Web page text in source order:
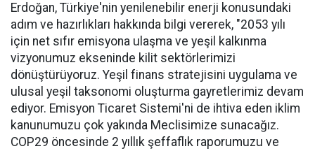
Erdoğan, Türkiye'nin yenilenebilir enerji konusundaki
adım ve hazırlıkları hakkında bilgi vererek, "2053 yılı
için net sıfır emisyona ulaşma ve yeşil kalkınma
vizyonumuz ekseninde kilit sektörlerimizi
dönüştürüyoruz. Yeşil finans stratejisini uygulama ve
ulusal yeşil taksonomi oluşturma gayretlerimiz devam
ediyor. Emisyon Ticaret Sistemi'ni de ihtiva eden iklim
kanunumuzu çok yakında Meclisimize sunacağız.
COP29 öncesinde 2 yıllık şeffaflık raporumuzu ve